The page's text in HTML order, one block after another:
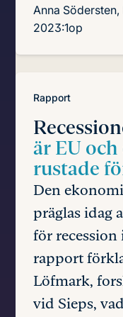
Anna
2023:1op
Rapport
är EU
rustade
Den
präglas idag
för recession
rapport
Löfmark,
vid Sieps,